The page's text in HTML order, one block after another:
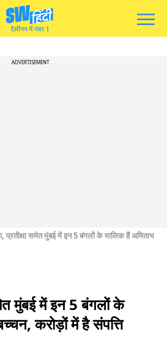
ADVERTISEMENT
प्रतीक्षा समेत मुंबई में इन 5 बंगलों के मालिक हैं अमिताभ
मुंबई में इन 5 बंगलों के
करोड़ों में है संपत्ति